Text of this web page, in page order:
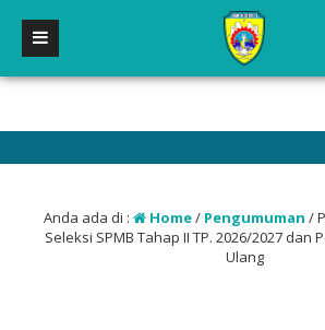
Anda ada di : Home/ Pengumuman /
Seleksi SPMB Tahap II TP. 2026/2027
Ulang